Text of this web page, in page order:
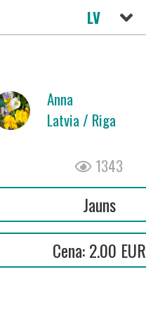
LV
Anna
Latvia / Riga
1343
Jauns
Cena: 2.00 EUR